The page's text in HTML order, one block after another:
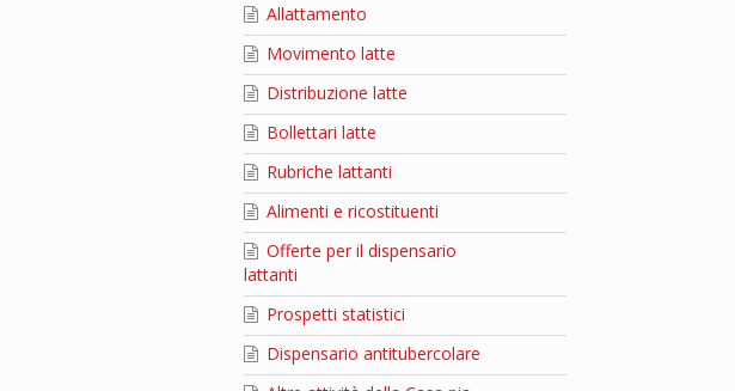
Allattamento
Movimento latte
Distribuzione latte
Bollettari latte
Rubriche lattanti
Alimenti e ricostituenti
Offerte per il dispensario
lattanti
Prospetti statistici
Dispensario antitubercolare